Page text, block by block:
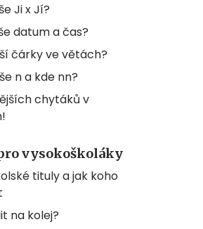
Ji x Jí?
datum a čas?
čárky ve větách?
n a kde nn?
chytáků v
vysokoškoláky
tituly a jak koho
na kolej?